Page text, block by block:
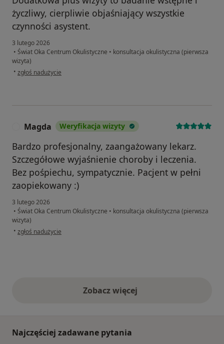
życzliwy, cierpliwie objaśniający wszystkie
czynności asystent.
3 lutego 2026
• Świat Oka Centrum Okulistyczne • konsultacja okulistyczna (pierwsza
wizyta)
• w opinii użytkownika Marcin
zgłoś nadużycie
Magda Weryfikacja wizyty
Bardzo profesjonalny, zaangażowany lekarz.
Szczegółowe wyjaśnienie choroby i leczenia.
Bez pośpiechu, sympatycznie. Pacjent w pełni
zaopiekowany :)
3 lutego 2026
• Świat Oka Centrum Okulistyczne • konsultacja okulistyczna (pierwsza
wizyta)
• w opinii użytkownika Magda
zgłoś nadużycie
Zobacz więcejopinie powyżej
Najczęściej zadawane pytania